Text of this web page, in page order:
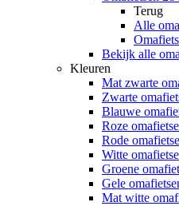
Terug
Alle
Bekijk alle
Kleuren
Mat zwarte
Zwarte
Blauwe
Roze
Rode
Witte
Groene
Gele
Mat witte